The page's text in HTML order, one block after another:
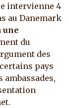
intervienne 4
au Danemark
une
du
des
pays